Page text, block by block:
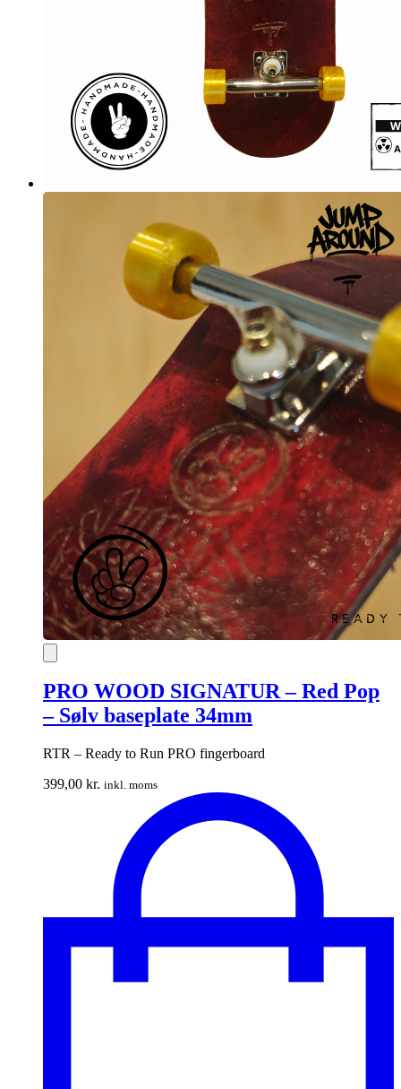
PRO WOOD SIGNATUR – Red Pop
– Sølv baseplate 34mm
RTR – Ready to Run PRO fingerboard
399,00 kr. inkl. moms